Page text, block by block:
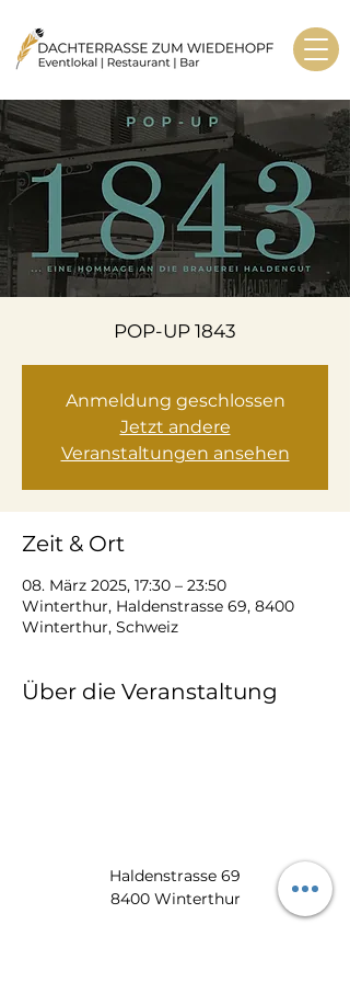
POP-UP 1843
Anmeldung geschlossen
Jetzt andere
Veranstaltungen ansehen
Zeit & Ort
08. März 2025, 17:30 – 23:50
Winterthur, Haldenstrasse 69, 8400
Winterthur, Schweiz
Über die Veranstaltung
Haldenstrasse 69
8400 Winterthur